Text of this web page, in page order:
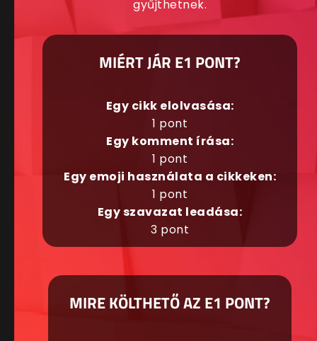
gyűjthetnek.
MIÉRT JÁR E1 PONT?
Egy cikk elolvasása:
1 pont
Egy komment írása:
1 pont
Egy emoji használata a cikkeken:
1 pont
Egy szavazat leadása:
3 pont
MIRE KÖLTHETŐ AZ E1 PONT?